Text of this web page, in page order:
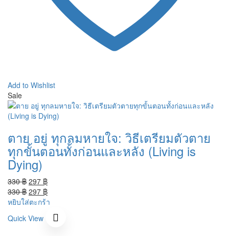
Add to Wishlist
Sale
ตาย อยู่ ทุกลมหายใจ: วิธีเตรียมตัวตาย
ทุกขั้นตอนทั้งก่อนและหลัง (Living is
Dying)
330฿ Original
price
was:
297 ฿Current
price
is:
297 ฿.
330฿ Original
price
330 ฿.
297 ฿Current
price
is:
297 ฿.
หยิบใส่ตะกร้า
Quick View